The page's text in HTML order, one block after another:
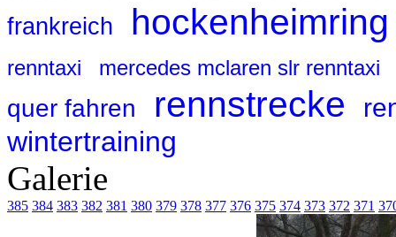
frankreich hockenheimring
renntaxi mercedes mclaren slr renntaxi
quer fahren rennstrecke
wintertraining
Galerie
385 384 383 382 381 380 379 378 377 376 375 374 373 372 371